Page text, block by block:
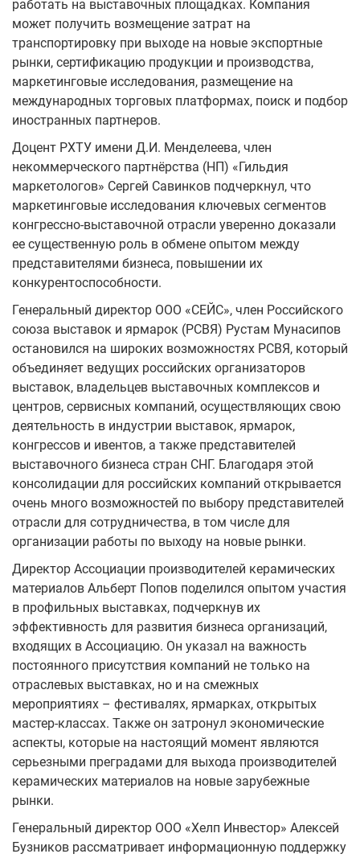
работать на выставочных площадках. Компания
может получить возмещение затрат на
транспортировку при выходе на новые экспортные
рынки, сертификацию продукции и производства,
маркетинговые исследования, размещение на
международных торговых платформах, поиск и подбор
иностранных партнеров.
Доцент РХТУ имени Д.И. Менделеева, член
некоммерческого партнёрства (НП) «Гильдия
маркетологов» Сергей Савинков подчеркнул, что
маркетинговые исследования ключевых сегментов
конгрессно-выставочной отрасли уверенно доказали
ее существенную роль в обмене опытом между
представителями бизнеса, повышении их
конкурентоспособности.
Генеральный директор ООО «СЕЙС», член Российского
союза выставок и ярмарок (РСВЯ) Рустам Мунасипов
остановился на широких возможностях РСВЯ, который
объединяет ведущих российских организаторов
выставок, владельцев выставочных комплексов и
центров, сервисных компаний, осуществляющих свою
деятельность в индустрии выставок, ярмарок,
конгрессов и ивентов, а также представителей
выставочного бизнеса стран СНГ. Благодаря этой
консолидации для российских компаний открывается
очень много возможностей по выбору представителей
отрасли для сотрудничества, в том числе для
организации работы по выходу на новые рынки.
Директор Ассоциации производителей керамических
материалов Альберт Попов поделился опытом участия
в профильных выставках, подчеркнув их
эффективность для развития бизнеса организаций,
входящих в Ассоциацию. Он указал на важность
постоянного присутствия компаний не только на
отраслевых выставках, но и на смежных
мероприятиях – фестивалях, ярмарках, открытых
мастер-классах. Также он затронул экономические
аспекты, которые на настоящий момент являются
серьезными преградами для выхода производителей
керамических материалов на новые зарубежные
рынки.
Генеральный директор ООО «Хелп Инвестор» Алексей
Бузников рассматривает информационную поддержку